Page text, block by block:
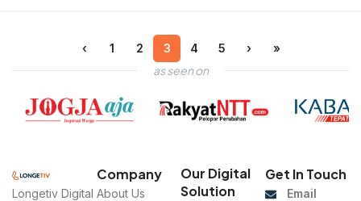
‹ 1 2 3 4 5 › »
as seen on
Longetiv Digital
Company
About Us
Our Digital
Solution
Get In Touch
Email